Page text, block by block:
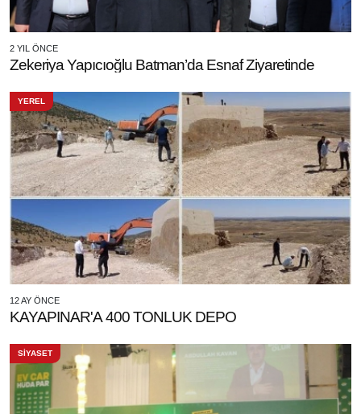
2 YIL ÖNCE
Zekeriya Yapıcıoğlu Batman’da Esnaf Ziyaretinde
YEREL
12 AY ÖNCE
KAYAPINAR'A 400 TONLUK DEPO
SİYASET